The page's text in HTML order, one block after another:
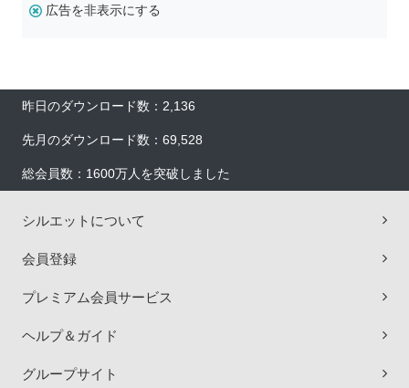
広告を非表示にする
昨日のダウンロード数：2,136
先月のダウンロード数：69,528
総会員数：1600万人を突破しました
シルエットについて
会員登録
プレミアム会員サービス
ヘルプ＆ガイド
グループサイト